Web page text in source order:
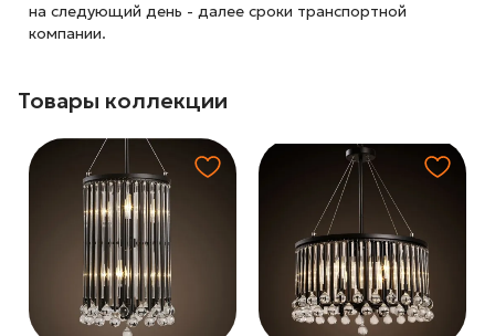
на следующий день - далее сроки транспортной
компании.
Товары коллекции